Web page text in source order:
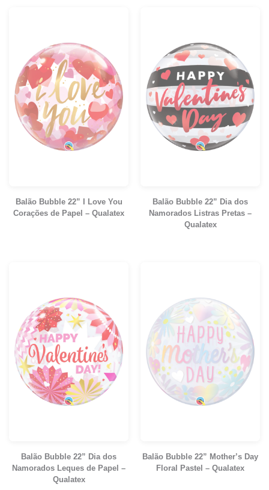
Balão Bubble 22” I Love You
Corações de Papel – Qualatex
Balão Bubble 22” Dia dos
Namorados Listras Pretas –
Qualatex
Balão Bubble 22” Dia dos
Namorados Leques de Papel –
Qualatex
Balão Bubble 22” Mother’s Day
Floral Pastel – Qualatex